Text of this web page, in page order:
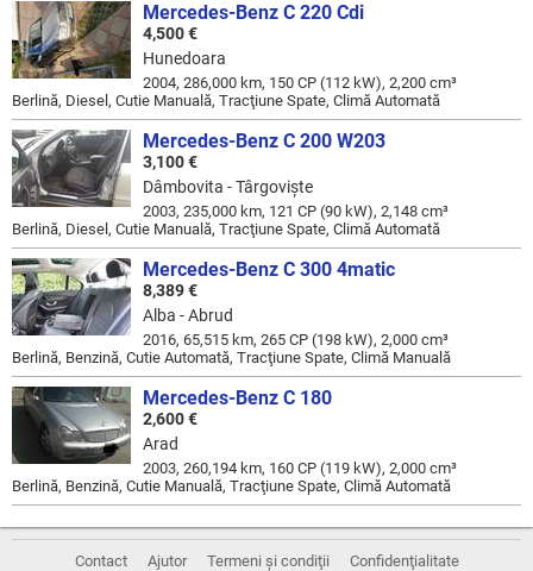
Mercedes-Benz C 220 Cdi
4,500 €
Hunedoara
2004, 286,000 km, 150 CP (112 kW), 2,200 cm³
Berlină, Diesel, Cutie Manuală, Tracţiune Spate, Climă Automată
Mercedes-Benz C 200 W203
3,100 €
Dâmbovita - Târgovişte
2003, 235,000 km, 121 CP (90 kW), 2,148 cm³
Berlină, Diesel, Cutie Manuală, Tracţiune Spate, Climă Automată
Mercedes-Benz C 300 4matic
8,389 €
Alba - Abrud
2016, 65,515 km, 265 CP (198 kW), 2,000 cm³
Berlină, Benzină, Cutie Automată, Tracţiune Spate, Climă Manuală
Mercedes-Benz C 180
2,600 €
Arad
2003, 260,194 km, 160 CP (119 kW), 2,000 cm³
Berlină, Benzină, Cutie Manuală, Tracţiune Spate, Climă Automată
Contact Ajutor Termeni și condiţii Confidenţialitate